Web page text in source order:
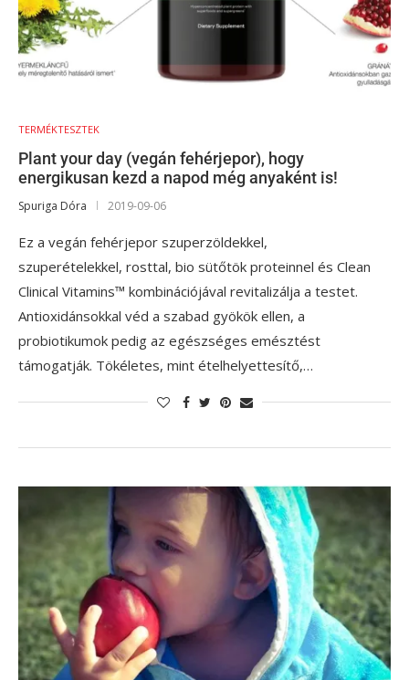
TERMÉKTESZTEK
Plant your day (vegán fehérjepor), hogy
energikusan kezd a napod még anyaként is!
Spuriga Dóra 2019-09-06
Ez a vegán fehérjepor szuperzöldekkel,
szuperételekkel, rosttal, bio sütőtök proteinnel és Clean
Clinical Vitamins™ kombinációjával revitalizálja a testet.
Antioxidánsokkal véd a szabad gyökök ellen, a
probiotikumok pedig az egészséges emésztést
támogatják. Tökéletes, mint ételhelyettesítő,…